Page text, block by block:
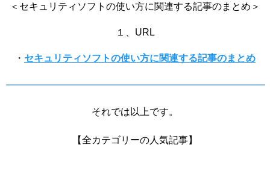
＜セキュリティソフトの使い方に関連する記事のまとめ＞
１、URL
・ セキュリティソフトの使い方に関連する記事のまとめ
それでは以上です。
【全カテゴリーの人気記事】